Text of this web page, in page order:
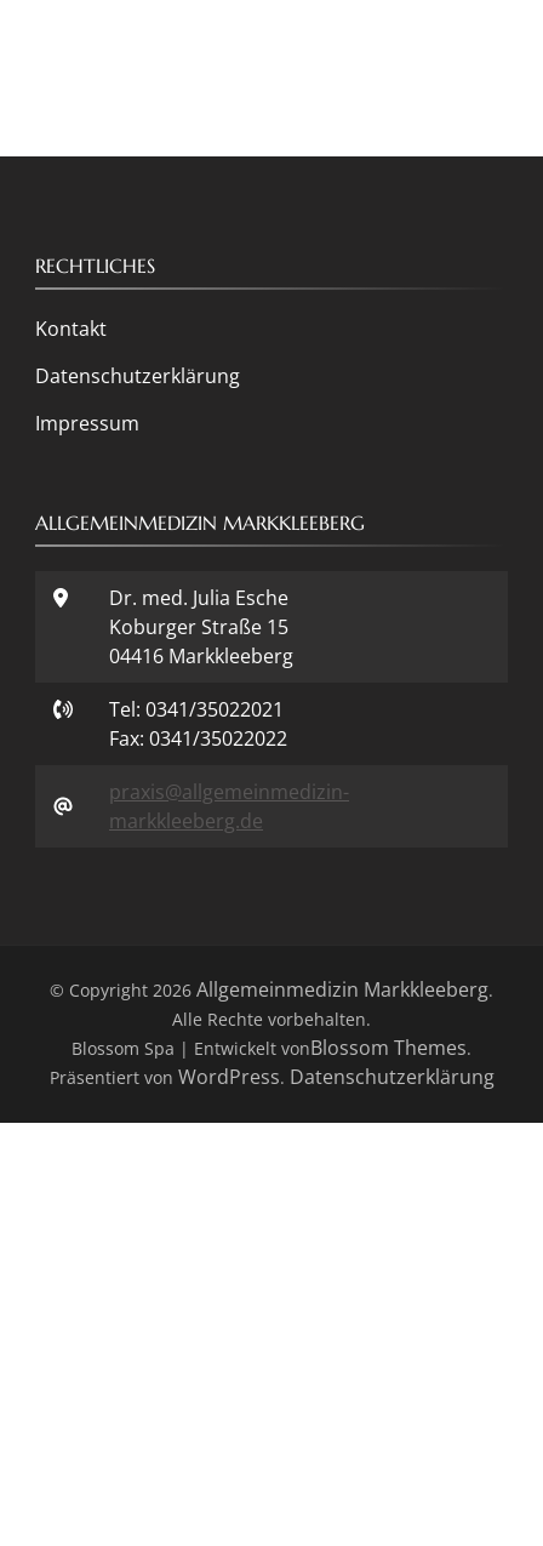
RECHTLICHES
Kontakt
Datenschutzerklärung
Impressum
ALLGEMEINMEDIZIN MARKKLEEBERG
Dr. med. Julia Esche
Koburger Straße 15
04416 Markkleeberg
Tel: 0341/35022021
Fax: 0341/35022022
praxis@allgemeinmedizin-
markkleeberg.de
© Copyright 2026 Allgemeinmedizin Markkleeberg.
Alle Rechte vorbehalten.
Blossom Spa | Entwickelt vonBlossom Themes.
Präsentiert von WordPress. Datenschutzerklärung